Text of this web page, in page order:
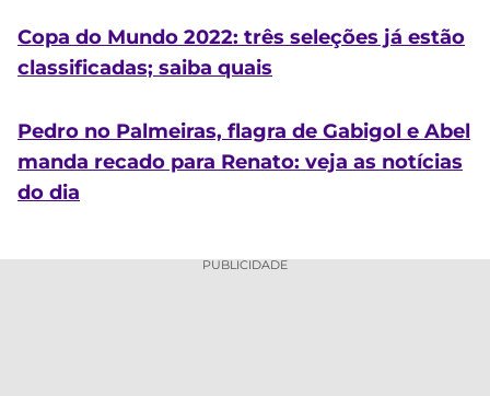
Copa do Mundo 2022: três seleções já estão
classificadas; saiba quais
Pedro no Palmeiras, flagra de Gabigol e Abel
manda recado para Renato: veja as notícias
do dia
PUBLICIDADE